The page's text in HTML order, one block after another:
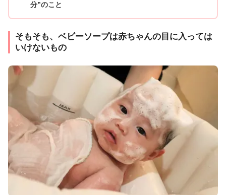
分”のこと
そもそも、ベビーソープは赤ちゃんの目に入っては
いけないもの